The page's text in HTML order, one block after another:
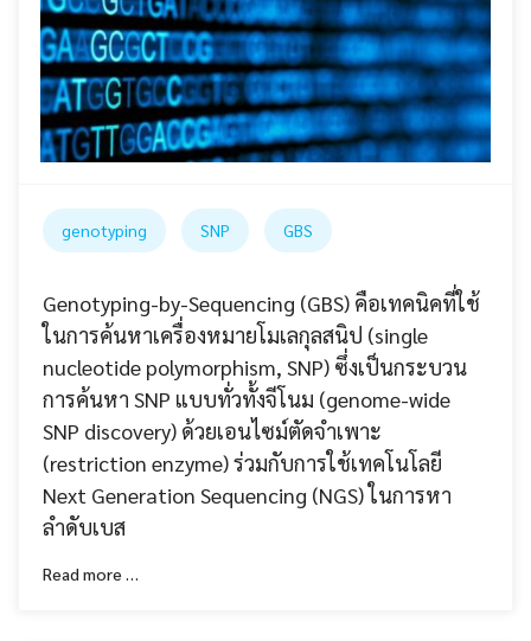
genotyping SNP GBS
Genotyping-by-Sequencing (GBS) คือเทคนิคที่ใช้
ในการค้นหาเครื่องหมายโมเลกุลสนิป (single
nucleotide polymorphism, SNP) ซึ่งเป็นกระบวน
การค้นหา SNP แบบทั่วทั้งจีโนม (genome-wide
SNP discovery) ด้วยเอนไซม์ตัดจำเพาะ
(restriction enzyme) ร่วมกับการใช้เทคโนโลยี
Next Generation Sequencing (NGS) ในการหา
ลำดับเบส
Read more …